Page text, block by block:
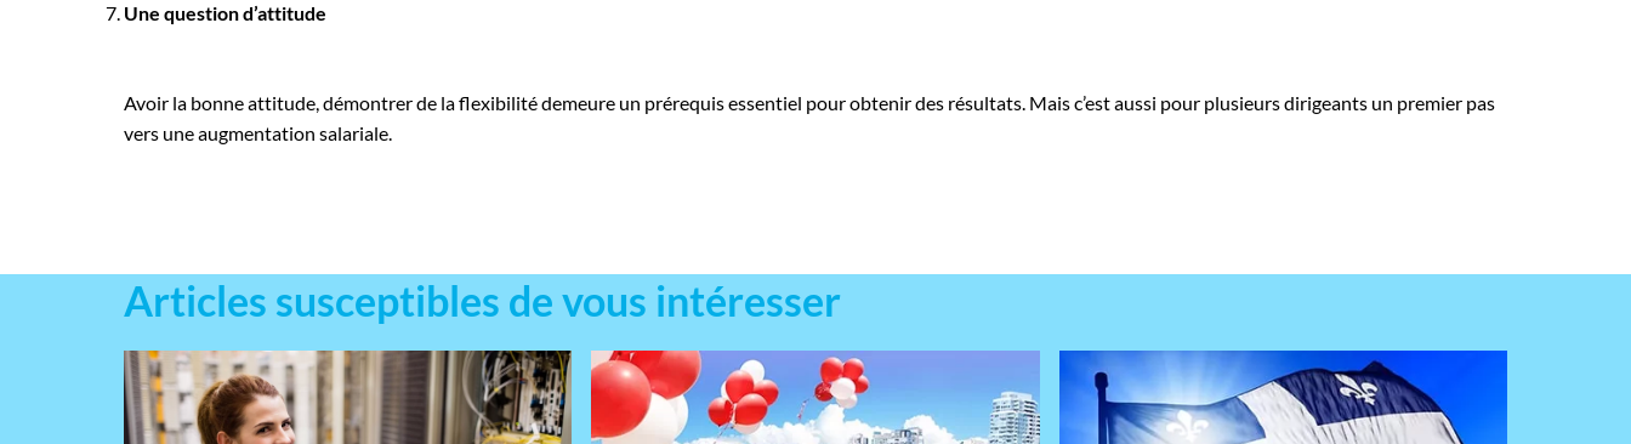
Une question d’attitude
Avoir la bonne attitude, démontrer de la flexibilité demeure un prérequis essentiel pour obtenir des résultats. Mais c’est aussi pour plusieurs dirigeants un premier pas
vers une augmentation salariale.
Articles susceptibles de vous intéresser